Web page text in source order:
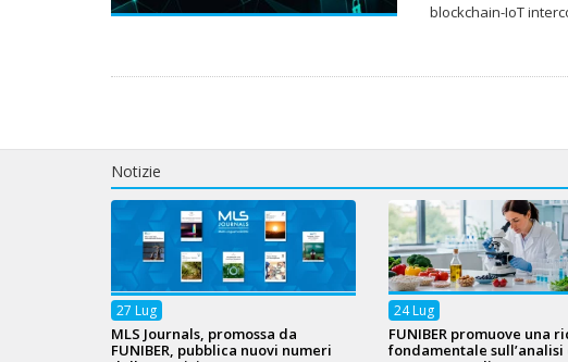
blockchain-IoT
Notizie
27 Lug
MLS Journals, promossa da
FUNIBER, pubblica nuovi numeri
24 Lug
FUNIBER promuove una
fondamentale sull’analisi